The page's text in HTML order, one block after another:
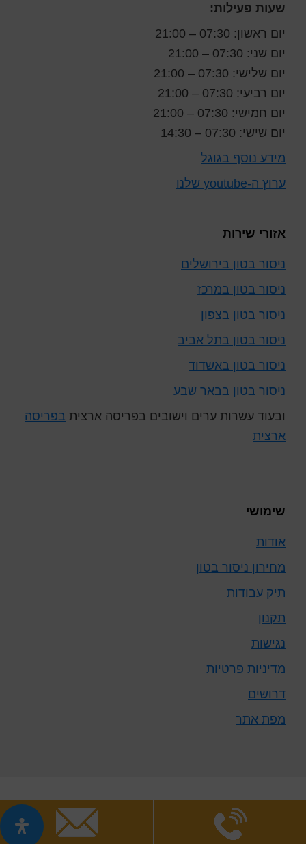
שעות פעילות:
יום ראשון: 07:30 – 21:00
יום שני: 07:30 – 21:00
יום שלישי: 07:30 – 21:00
יום רביעי: 07:30 – 21:00
יום חמישי: 07:30 – 21:00
יום שישי: 07:30 – 14:30
מידע נוסף בגוגל
ערוץ ה-youtube שלנו
אזורי שירות
ניסור בטון בירושלים
ניסור בטון במרכז
ניסור בטון בצפון
ניסור בטון בתל אביב
ניסור בטון באשדוד
ניסור בטון בבאר שבע
ובעוד עשרות ערים וישובים בפריסה ארצית בפריסה
ארצית
שימושי
אודות
מחירון ניסור בטון
תיק עבודות
תקנון
נגישות
מדיניות פרטיות
דרושים
מפת אתר
Copyright © 2026 · כל הזכויות שמורות אין להעתיק את תכני
האתר ללא רשות מפורשת בכתב